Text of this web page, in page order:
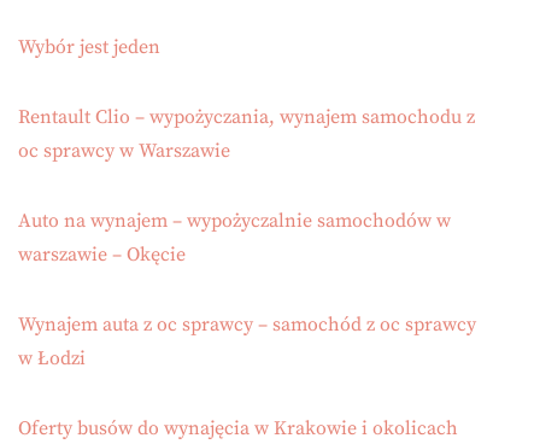
Wybór jest jeden
Rentault Clio – wypożyczania, wynajem samochodu z
oc sprawcy w Warszawie
Auto na wynajem – wypożyczalnie samochodów w
warszawie – Okęcie
Wynajem auta z oc sprawcy – samochód z oc sprawcy
w Łodzi
Oferty busów do wynajęcia w Krakowie i okolicach